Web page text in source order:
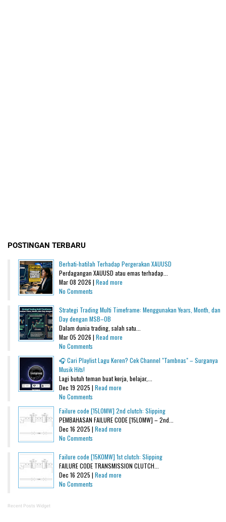
POSTINGAN TERBARU
Berhati-hatilah Terhadap Pergerakan XAUUSD
Perdagangan XAUUSD atau emas terhadap...
Mar 08 2026 | Read more
No Comments
Strategi Trading Multi Timeframe: Menggunakan Years, Month, dan
Day dengan MSB–OB
Dalam dunia trading, salah satu...
Mar 05 2026 | Read more
No Comments
🎧 Cari Playlist Lagu Keren? Cek Channel "Tambnas" – Surganya
Musik Hits!
Lagi butuh teman buat kerja, belajar,...
Dec 19 2025 | Read more
No Comments
Failure code [15L0MW] 2nd clutch: Slipping
PEMBAHASAN FAILURE CODE [15L0MW] – 2nd...
Dec 16 2025 | Read more
No Comments
Failure code [15K0MW] 1st clutch: Slipping
FAILURE CODE TRANSMISSION CLUTCH...
Dec 16 2025 | Read more
No Comments
Recent Posts Widget